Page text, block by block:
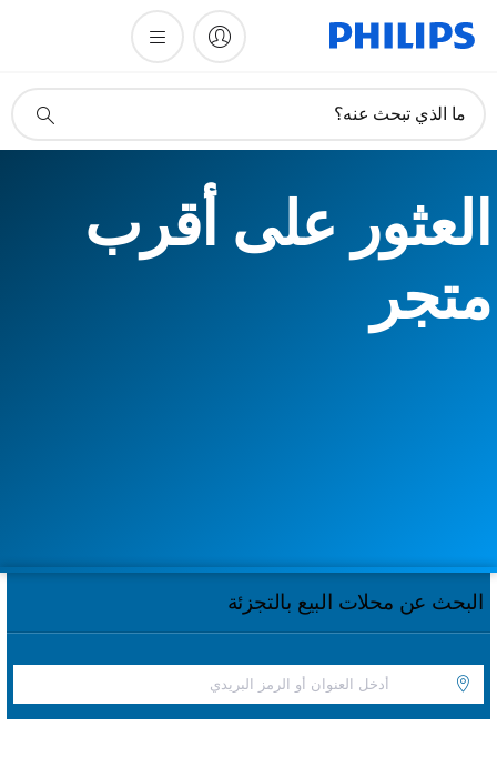
دعم
ما الذي تبحث عنه؟
العثور على أقرب
متجر
البحث عن محلات البيع بالتجزئة